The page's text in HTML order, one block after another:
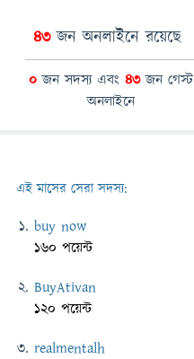
43জন অনলাইনে রয়েছে
0 জন সদস্য এবং 43জন গেস্ট
অনলাইনে
এই মাসের সেরা সদস্য:
buy now
160 পয়েন্ট
BuyAtivan
120 পয়েন্ট
realmentalh